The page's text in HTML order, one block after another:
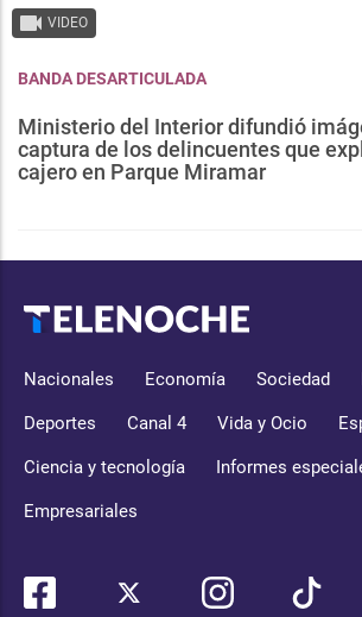
VIDEO
BANDA DESARTICULADA
Ministerio del Interior difundió
captura de los delincuentes que
cajero en Parque Miramar
Nacionales Economía Sociedad
Deportes Canal 4 Vida y Ocio
Ciencia y tecnología Informes
Empresariales